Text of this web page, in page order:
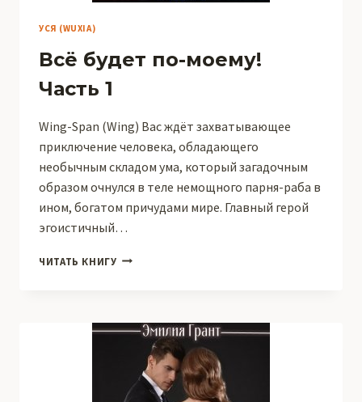
УСЯ (WUXIA)
Всё будет по-моему!
Часть 1
Wing-Span (Wing) Вас ждёт захватывающее
приключение человека, обладающего
необычным складом ума, который загадочным
образом очнулся в теле немощного парня-раба в
ином, богатом причудами мире. Главный герой
эгоистичный…
ЧИТАТЬ КНИГУ ВСЁ
ЧАСТЬ